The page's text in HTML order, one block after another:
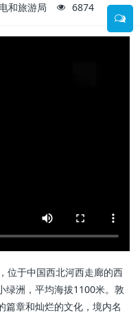
和旅游局 6874
位于中国西北河西走廊的西
绿洲，平均海拔1100米。敦
篇章和灿烂的文化，境内名